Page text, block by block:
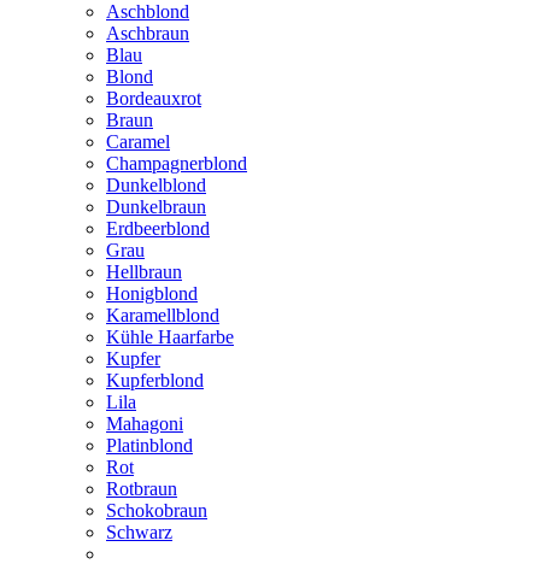
Aschblond
Aschbraun
Blau
Blond
Bordeauxrot
Braun
Caramel
Champagnerblond
Dunkelblond
Dunkelbraun
Erdbeerblond
Grau
Hellbraun
Honigblond
Karamellblond
Kühle Haarfarbe
Kupfer
Kupferblond
Lila
Mahagoni
Platinblond
Rot
Rotbraun
Schokobraun
Schwarz